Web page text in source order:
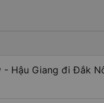
- Hậu Giang đi Đắk